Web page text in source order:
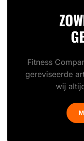
Fitness
gereviseerde
wij